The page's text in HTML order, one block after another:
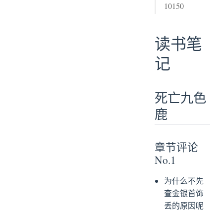
10150
读书笔
记
死亡九色
鹿
章节评论
No.1
为什么不先
查金银首饰
丢的原因呢